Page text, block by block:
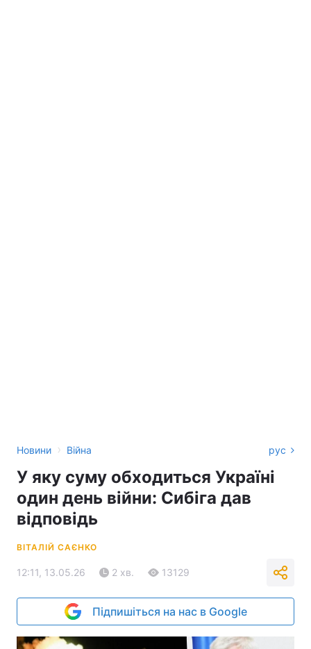
Новини › Війна рус
У яку суму обходиться Україні
один день війни: Сибіга дав
відповідь
ВІТАЛІЙ САЄНКО
12:11, 13.05.26 2 хв. 13129
Підпишіться на нас в Google